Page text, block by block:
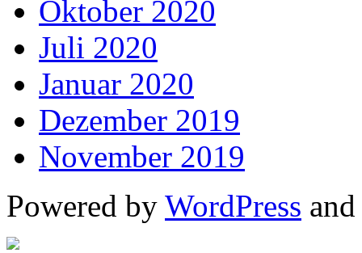
Oktober 2020
Juli 2020
Januar 2020
Dezember 2019
November 2019
Powered by WordPress